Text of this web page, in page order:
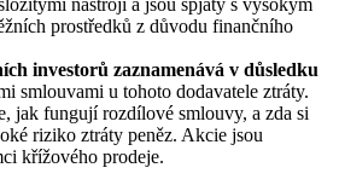
prostředků z důvodu finančního
investorů zaznamenává v důsledku
smlouvami u tohoto dodavatele ztráty.
jak fungují rozdílové smlouvy, a zda si
riziko ztráty peněz. Akcie jsou
křížového prodeje.